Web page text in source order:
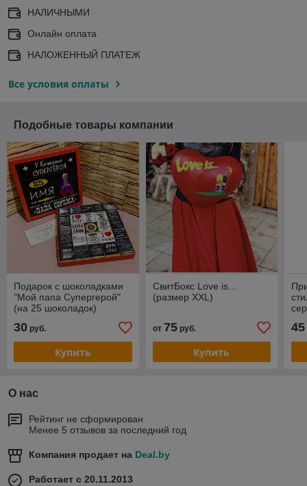
НАЛИЧНЫМИ
Онлайн оплата
НАЛОЖЕННЫЙ ПЛАТЕЖ
Все условия оплаты
Подобные товары компании
Подарок с шоколадками
"Мой папа Супергерой"
(на 25 шоколадок)
30 руб.
Купить
СвитБокс Love is...
(размер XXL)
от 75руб.
Купить
45
О нас
Рейтинг не сформирован
Менее 5 отзывов за последний год
Компания продает на Deal.by
Работает с 20.11.2013